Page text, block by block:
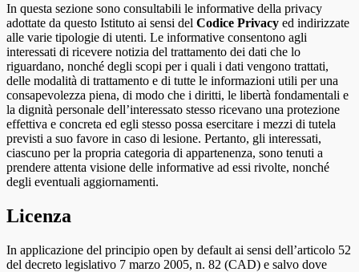
In questa sezione sono consultabili le informative della privacy
adottate da questo Istituto ai sensi del Codice Privacy ed indirizzate
alle varie tipologie di utenti. Le informative consentono agli
interessati di ricevere notizia del trattamento dei dati che lo
riguardano, nonché degli scopi per i quali i dati vengono trattati,
delle modalità di trattamento e di tutte le informazioni utili per una
consapevolezza piena, di modo che i diritti, le libertà fondamentali e
la dignità personale dell’interessato stesso ricevano una protezione
effettiva e concreta ed egli stesso possa esercitare i mezzi di tutela
previsti a suo favore in caso di lesione. Pertanto, gli interessati,
ciascuno per la propria categoria di appartenenza, sono tenuti a
prendere attenta visione delle informative ad essi rivolte, nonché
degli eventuali aggiornamenti.
Licenza
In applicazione del principio open by default ai sensi dell’articolo 52
del decreto legislativo 7 marzo 2005, n. 82 (CAD) e salvo dove